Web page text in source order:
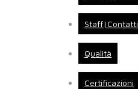
Staff|Contatti
Qualità
Certificazioni